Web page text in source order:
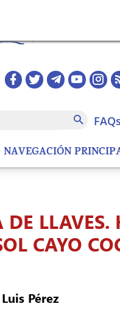
NAVEGACIÓN
FAQs
LLAVES.
CAYO
Pérez